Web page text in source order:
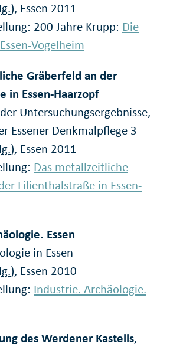
), Essen 2011
200 Jahre Krupp: Die
Vogelheim
Gräberfeld an der
in Essen-Haarzopf
Untersuchungsergebnisse,
Essener Denkmalpflege 3
), Essen 2011
Das metallzeitliche
Lilienthalstraße in Essen-
Essen
in Essen
), Essen 2010
Industrie. Archäologie.
des Werdener Kastells,